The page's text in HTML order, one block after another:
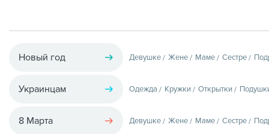
Новый год Девушке Жене Маме Сестре
Украинцам Одежда Кружки Открытки
8 Марта Девушке Жене Маме Сестре